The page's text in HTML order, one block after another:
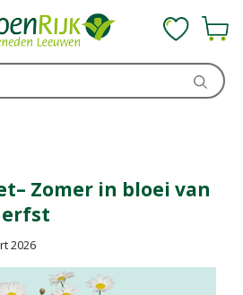
Zomer in bloei van
2026